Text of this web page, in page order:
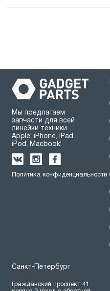
Мы предлагаем
запчасти для всей
линейки техники
Apple: iPhone, iPad,
iPod, Macbook!
Политика конфиденциальности
Санкт-Петербург
Гражданский проспект 41